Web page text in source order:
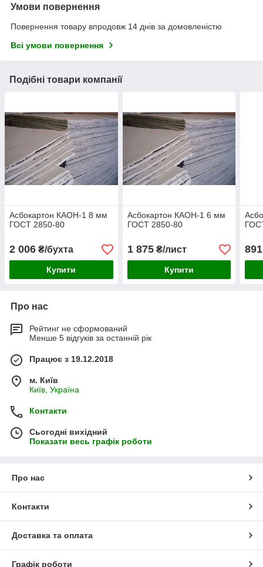
Умови повернення
Повернення товару впродовж 14 днів за домовленістю
Всі умови повернення
Подібні товари компанії
Асбокартон КАОН-1 8 мм
ГОСТ 2850-80
2 006 ₴/бухта
Купити
Асбокартон КАОН-1 6 мм
ГОСТ 2850-80
1 875₴/лист
Купити
891
Про нас
Рейтинг не сформований
Менше 5 відгуків за останній рік
Працює з 19.12.2018
м. Київ
Київ, Україна
Контакти
Сьогодні вихідний
Показати весь графік роботи
Про нас
Контакти
Доставка та оплата
Графік роботи